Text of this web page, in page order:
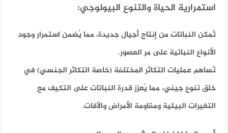
استمرارية الحياة والتنوع البيولوجي:
تُمكن النباتات من إنتاج أجيال جديدة، مما يُضمن استمرار وجود
الأنواع النباتية على مر العصور.
تُساهم عمليات التكاثر المختلفة (خاصة التكاثر الجنسي) في
خلق تنوع جيني، مما يُعزز قدرة النباتات على التكيف مع
التغيرات البيئية ومقاومة الأمراض والآفات.